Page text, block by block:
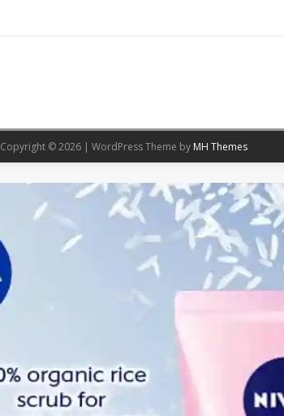
Copyright © 2026 | WordPress Theme by MH Themes